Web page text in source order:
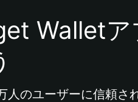
Walletア
人のユーザーに信頼さ